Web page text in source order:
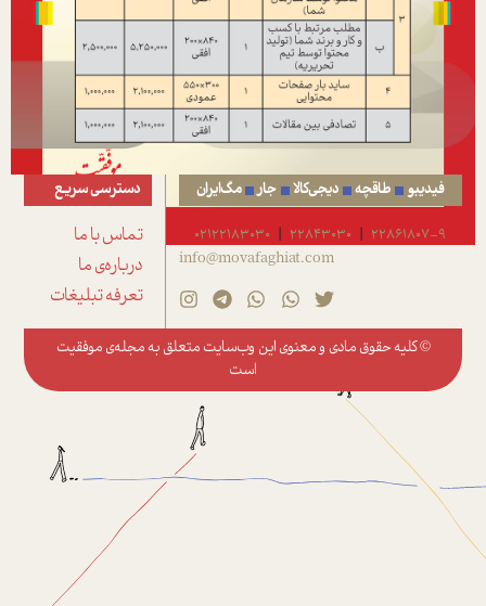
فیدیبو طاقچه دیجی‌کالا جار مگ‌ایران
22861807-9
|
22843030
|
02122183030
info@movafaghiat.com
دسترسی سریع
تماس با ما
درباره‌ی ما
تعرفه تبلیغات
© کلیه حقوق مادی و معنوی این وب‌سایت متعلق به مجله‌ی موفقیت
است